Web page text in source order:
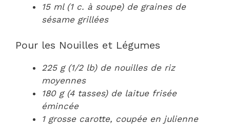
15 ml (1 c. à soupe) de graines de
sésame grillées
Pour les Nouilles et Légumes
225 g (1/2 lb) de nouilles de riz
moyennes
180 g (4 tasses) de laitue frisée
émincée
1 grosse carotte, coupée en julienne